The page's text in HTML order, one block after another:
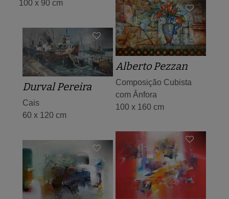
100 x 90 cm
Alberto Pezzan
Composição Cubista
com Ânfora
100 x 160 cm
Durval Pereira
Cais
60 x 120 cm